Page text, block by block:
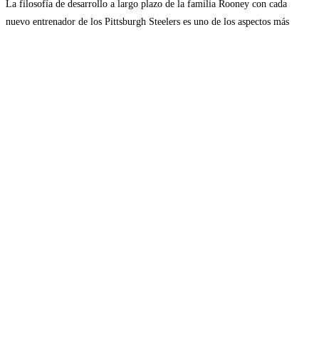
La filosofía de desarrollo a largo plazo de la familia Rooney con cada
nuevo entrenador de los Pittsburgh Steelers es uno de los aspectos más